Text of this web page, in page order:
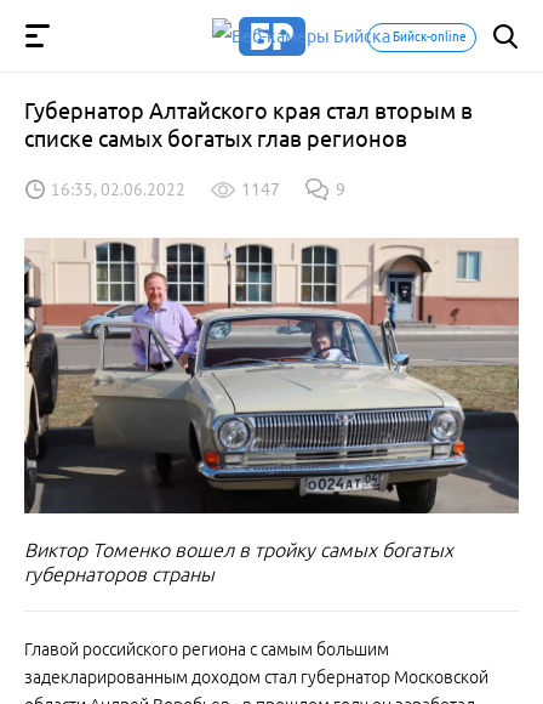
Бийск-online
Губернатор Алтайского края стал вторым в
списке самых богатых глав регионов
16:35, 02.06.2022 1147 9
Виктор Томенко вошел в тройку самых богатых
губернаторов страны
Главой российского региона с самым большим
задекларированным доходом стал губернатор Московской